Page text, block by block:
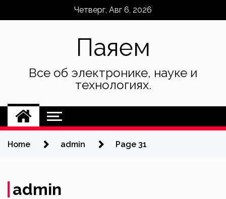
Четверг, Авг 6, 2026
Паяем
Все об электронике, науке и
технологиях.
Home admin Page 31
admin